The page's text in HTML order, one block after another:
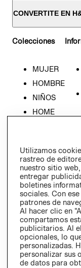
CONVERTITE EN
Colecciones
MUJER
HOMBRE
NIÑOS
HOME
Utilizamos
rastreo de
nuestro sitio
entregar
boletines
sociales. Con
patrones de
Al hacer clic en
compartamos
publicitarios. Al
opcionales, lo
personalizadas.
personalizar sus
de datos para